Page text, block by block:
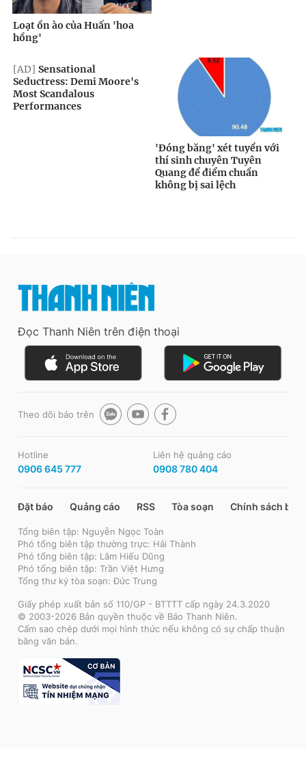
Đọc Thanh Niên trên điện thoại
Theo dõi báo trên
Hotline
0906 645 777
Liên hệ quảng cáo
0908 780 404
Đặt báo Quảng cáo RSS Tòa soạn Chính sách bảo
Tổng biên tập: Nguyễn Ngọc Toàn
Phó tổng biên tập thường trực: Hải Thành
Phó tổng biên tập: Lâm Hiếu Dũng
Phó tổng biên tập: Trần Việt Hưng
Tổng thư ký tòa soạn: Đức Trung
Giấy phép xuất bản số 110/GP - BTTTT cấp ngày 24.3.2020
© 2003-2026 Bản quyền thuộc về Báo Thanh Niên.
Cấm sao chép dưới mọi hình thức nếu không có sự chấp thuận
bằng văn bản.